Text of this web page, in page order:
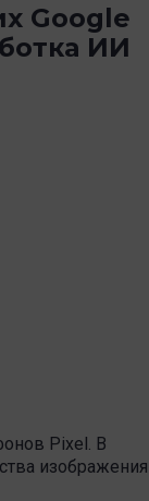
Google
ИИ
Pixel. В
изображения